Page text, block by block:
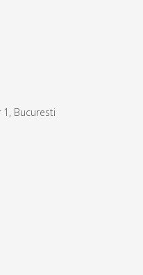
1, Bucuresti